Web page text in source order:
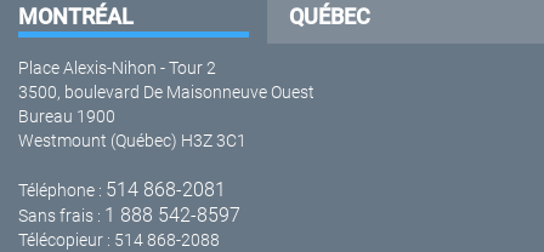
MONTRÉAL QUÉBEC
Place Alexis-Nihon - Tour 2
3500, boulevard De Maisonneuve Ouest
Bureau 1900
Westmount (Québec) H3Z 3C1
Téléphone : 514 868-2081
Sans frais : 1 888 542-8597
Télécopieur : 514 868-2088